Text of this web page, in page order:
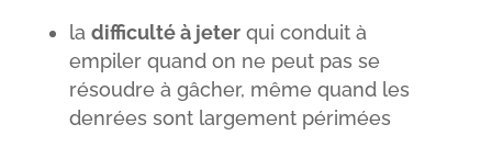
la difficulté à jeterqui conduit à
empiler quand on ne peut pas se
résoudre à gâcher, même quand les
denrées sont largement périmées